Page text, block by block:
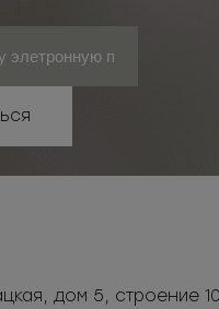
дом 5, строение